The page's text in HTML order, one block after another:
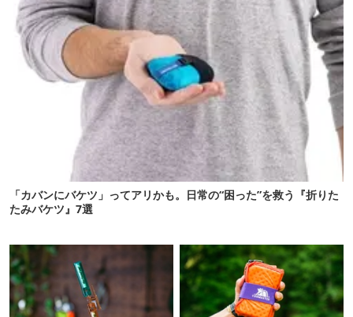
「カバンにバケツ」ってアリかも。日常の“困った”を救う『折りた
たみバケツ』7選